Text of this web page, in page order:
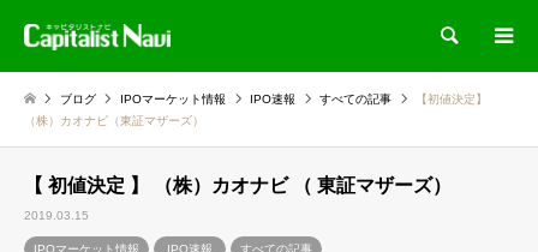
検索
ブログ IPOマーケット情報 IPO速報 すべての記事
【初値決定】
（株）カオナビ（東証マザーズ）
【 初値決定 】 （株）カオナビ （ 東証マザーズ）
2019.03.15
IPOマーケット情報 IPO速報 すべての記事